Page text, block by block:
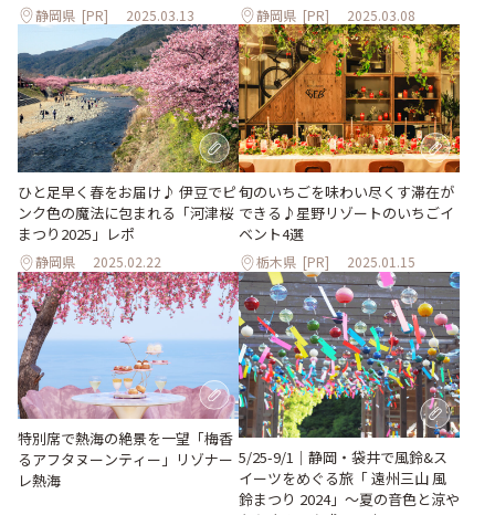
静岡県 [PR] 2025.03.13 静岡県 [PR] 2025.03.08
ひと足早く春をお届け♪ 伊豆でピ
ンク色の魔法に包まれる「河津桜
まつり2025」レポ
静岡県 2025.02.22
旬のいちごを味わい尽くす滞在が
できる♪星野リゾートのいちごイ
ベント4選
栃木県 [PR] 2025.01.15
特別席で熱海の絶景を一望「梅香
るアフタヌーンティー」リゾナー
レ熱海
5/25-9/1｜静岡・袋井で風鈴&ス
イーツをめぐる旅「 遠州三山 風
鈴まつり 2024」～夏の音色と涼や